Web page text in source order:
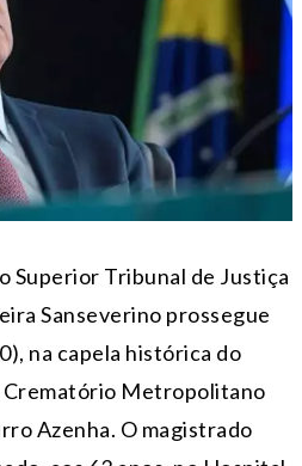
Superior Tribunal de Justiça
Sanseverino prossegue
na capela histórica do
Crematório Metropolitano
Azenha. O magistrado